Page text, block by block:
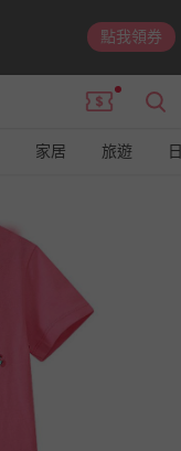
點我領券
家居 旅遊